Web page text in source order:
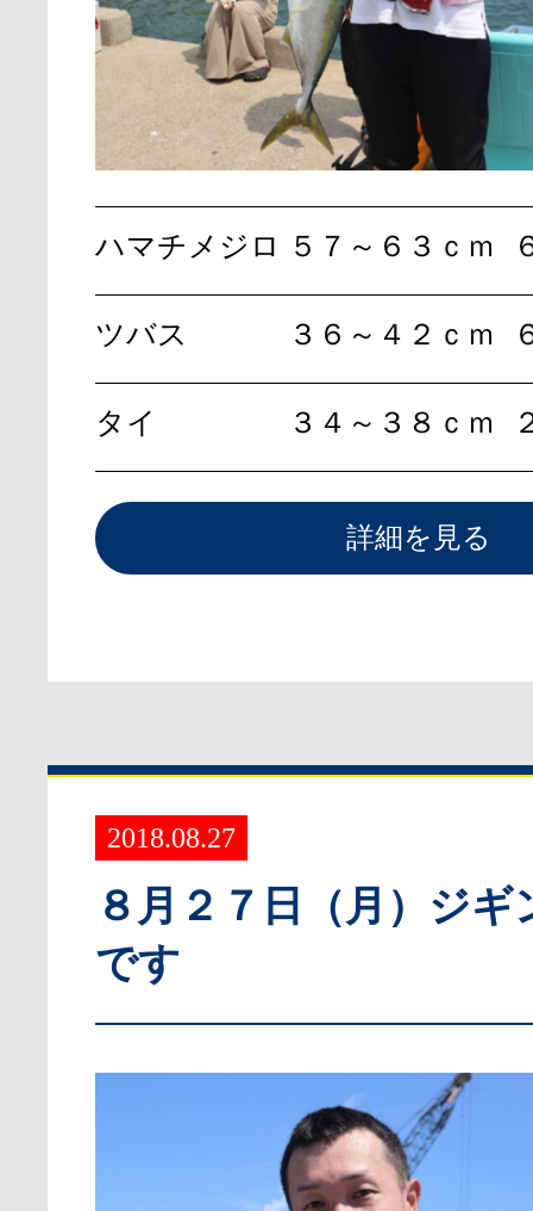
ハマチメジロ ５７～６３ｃｍ
ツバス ３６～４２ｃｍ
タイ ３４～３８ｃｍ
詳細を見る
2018.08.27
８月２７日（月）ジギ
です